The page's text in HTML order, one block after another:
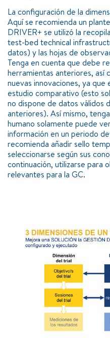
La configuración de la
Aquí se recomienda un
DRIVER+ se utilizó la
test-bed technical
datos) y las hojas de
Tenga en cuenta que debe
herramientas anteriores, así
nuevas innovaciones, ya que
estudio comparativo (esto
no dispone de datos válidos
anteriores). Así mismo,
humano solamente puede
información en un periodo
recomienda añadir sello
seleccionarse según sus
continuación, utilizarse para
relevantes para la GC.